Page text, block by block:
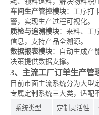
车间生产管控模块：工序打
警，实现生产过程可视化。
质检与追溯模块：来料、工
信息，支持产品全溯源。
数据报表模块：自动生成产
决策提供数据支撑。
3、主流工厂订单生产管
目前市面主流系统分为大型
专属定制系统三大类，适配
系统类型
定制灵活性